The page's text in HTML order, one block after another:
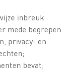
inbreuk
mede begrepen
privacy- en
bevat;